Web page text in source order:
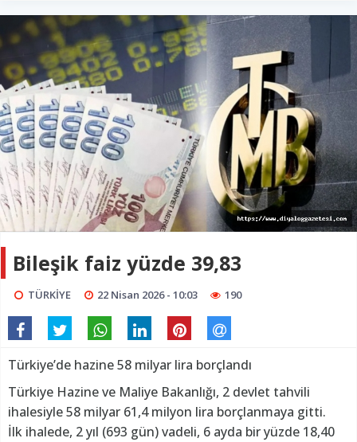
Bileşik faiz yüzde 39,83
TÜRKİYE 22 Nisan 2026 - 10:03 190
Türkiye’de hazine 58 milyar lira borçlandı
Türkiye Hazine ve Maliye Bakanlığı, 2 devlet tahvili
ihalesiyle 58 milyar 61,4 milyon lira borçlanmaya gitti.
İlk ihalede, 2 yıl (693 gün) vadeli, 6 ayda bir yüzde 18,40